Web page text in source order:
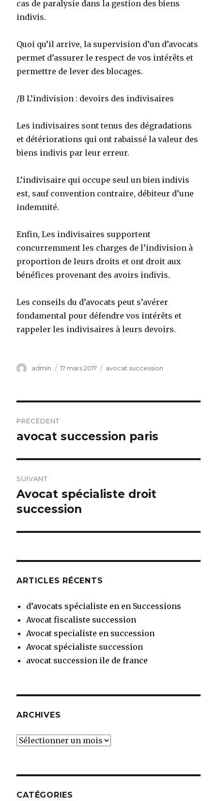
cas de paralysie dans la gestion des biens
indivis.
Quoi qu’il arrive, la supervision d’un d’avocats
permet d’assurer le respect de vos intérêts et
permettre de lever des blocages.
/B L’indivision : devoirs des indivisaires
Les indivisaires sont tenus des dégradations
et détériorations qui ont rabaissé la valeur des
biens indivis par leur erreur.
L’indivisaire qui occupe seul un bien indivis
est, sauf convention contraire, débiteur d’une
indemnité.
Enfin, Les indivisaires supportent
concurremment les charges de l’indivision à
proportion de leurs droits et ont droit aux
bénéfices provenant des avoirs indivis.
Les conseils du d’avocats peut s’avérer
fondamental pour défendre vos intérêts et
rappeler les indivisaires à leurs devoirs.
Auteur
admin
Publié
17 mars 2017 Catégories
avocat succession
de
PRÉCÉDENT
Article
avocat succession paris
SUIVANT
Article
suivant :
Avocat spécialiste droit
succession
ARTICLES RÉCENTS
d’avocats spécialiste en en Successions
Avocat fiscaliste succession
Avocat specialiste en succession
Avocat spécialiste succession
avocat succession ile de france
ARCHIVES
Archives
CATÉGORIES